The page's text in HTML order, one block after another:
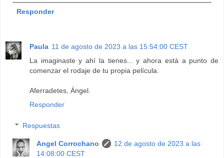
Responder
Paula 11 de agosto de 2023 a las 15:54:00 CEST
La imaginaste y ahí la tienes... y ahora está a punto de
comenzar el rodaje de tu propia película.
Aferradetes, Ángel.
Responder
Respuestas
Angel Corrochano
12 de agosto de 2023 a las
14:08:00 CEST